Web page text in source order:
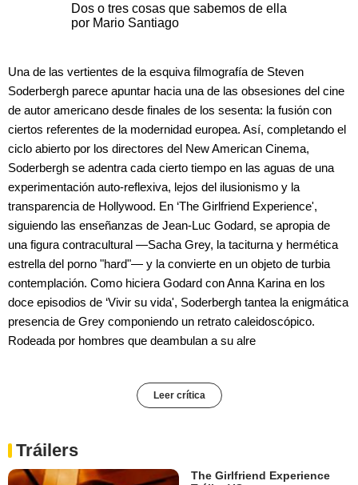
Dos o tres cosas que sabemos de ella
por Mario Santiago
Una de las vertientes de la esquiva filmografía de Steven
Soderbergh parece apuntar hacia una de las obsesiones del cine
de autor americano desde finales de los sesenta: la fusión con
ciertos referentes de la modernidad europea. Así, completando el
ciclo abierto por los directores del New American Cinema,
Soderbergh se adentra cada cierto tiempo en las aguas de una
experimentación auto-reflexiva, lejos del ilusionismo y la
transparencia de Hollywood. En ‘The Girlfriend Experience',
siguiendo las enseñanzas de Jean-Luc Godard, se apropia de
una figura contracultural —Sacha Grey, la taciturna y hermética
estrella del porno "hard"— y la convierte en un objeto de turbia
contemplación. Como hiciera Godard con Anna Karina en los
doce episodios de ‘Vivir su vida', Soderbergh tantea la enigmática
presencia de Grey componiendo un retrato caleidoscópico.
Rodeada por hombres que deambulan a su alre
Leer crítica
Tráilers
The Girlfriend Experience